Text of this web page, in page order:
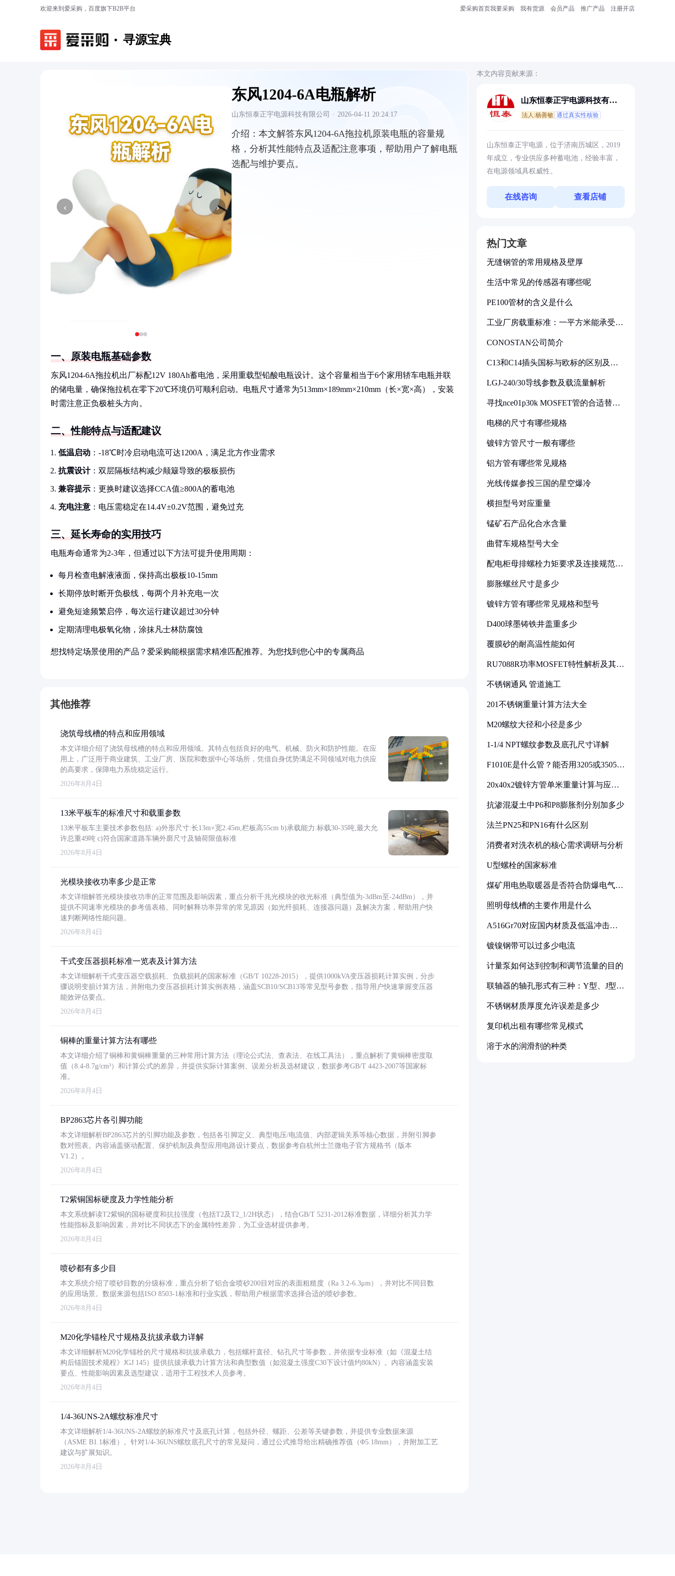
欢迎来到爱采购，百度旗下B2B平台 爱采购首页我要采购 我有货源 会员产品 推广产品 注册开店
寻源宝典
‹ ›
东风1204-6A电瓶解析
山东恒泰正宇电源科技有限公司 · 2026-04-11 20:24:17
介绍： 本文解答东风1204-6A拖拉机原装电瓶的容量规
格，分析其性能特点及适配注意事项，帮助用户了解电瓶
选配与维护要点。
一、原装电瓶基础参数
东风1204-6A拖拉机出厂标配12V 180Ah蓄电池，采用重载型铅酸电瓶设计。这个容量相当于6个家用轿车电瓶并联
的储电量，确保拖拉机在零下20℃环境仍可顺利启动。电瓶尺寸通常为513mm×189mm×210mm（长×宽×高），安装
时需注意正负极桩头方向。
二、性能特点与适配建议
低温启动 ：-18℃时冷启动电流可达1200A，满足北方作业需求
抗震设计：双层隔板结构减少颠簸导致的极板损伤
兼容提示 ：更换时建议选择CCA值≥800A的蓄电池
充电注意 ：电压需稳定在14.4V±0.2V范围，避免过充
三、延长寿命的实用技巧
电瓶寿命通常为2-3年，但通过以下方法可提升使用周期：
每月检查电解液液面，保持高出极板10-15mm
长期停放时断开负极线，每两个月补充电一次
避免短途频繁启停，每次运行建议超过30分钟
定期清理电极氧化物，涂抹凡士林防腐蚀
想找特定场景使用的产品？爱采购能根据需求精准匹配推荐。为您找到您心中的专属商品
其他推荐
浇筑母线槽的特点和应用领域
本文详细介绍了浇筑母线槽的特点和应用领域。其特点包括良好的电气、机械、防火和防护性能。在应
用上，广泛用于商业建筑、工业厂房、医院和数据中心等场所，凭借自身优势满足不同领域对电力供应
的高要求，保障电力系统稳定运行。
2026年8月4日
13米平板车的标准尺寸和载重参数
13米平板车主要技术参数包括: a)外形尺寸:长13m×宽2.45m,栏板高55cm b)承载能力:标载30-35吨,最大允
许总重49吨 c)符合国家道路车辆外廓尺寸及轴荷限值标准
2026年8月4日
光模块接收功率多少是正常
本文详细解答光模块接收功率的正常范围及影响因素，重点分析千兆光模块的收光标准（典型值为-3dBm至-24dBm），并
提供不同速率光模块的参考值表格。同时解释功率异常的常见原因（如光纤损耗、连接器问题）及解决方案，帮助用户快
速判断网络性能问题。
2026年8月4日
干式变压器损耗标准一览表及计算方法
本文详细解析干式变压器空载损耗、负载损耗的国家标准（GB/T 10228-2015），提供1000kVA变压器损耗计算实例，分步
骤说明变损计算方法，并附电力变压器损耗计算实例表格，涵盖SCB10/SCB13等常见型号参数，指导用户快速掌握变压器
能效评估要点。
2026年8月4日
铜棒的重量计算方法有哪些
本文详细介绍了铜棒和黄铜棒重量的三种常用计算方法（理论公式法、查表法、在线工具法），重点解析了黄铜棒密度取
值（8.4-8.7g/cm³）和计算公式的差异，并提供实际计算案例、误差分析及选材建议，数据参考GB/T 4423-2007等国家标
准。
2026年8月4日
BP2863芯片各引脚功能
本文详细解析BP2863芯片的引脚功能及参数，包括各引脚定义、典型电压/电流值、内部逻辑关系等核心数据，并附引脚参
数对照表。内容涵盖驱动配置、保护机制及典型应用电路设计要点，数据参考自杭州士兰微电子官方规格书（版本
V1.2）。
2026年8月4日
T2紫铜国标硬度及力学性能分析
本文系统解读T2紫铜的国标硬度和抗拉强度（包括T2及T2_1/2H状态），结合GB/T 5231-2012标准数据，详细分析其力学
性能指标及影响因素，并对比不同状态下的金属特性差异，为工业选材提供参考。
2026年8月4日
喷砂都有多少目
本文系统介绍了喷砂目数的分级标准，重点分析了铝合金喷砂200目对应的表面粗糙度（Ra 3.2-6.3μm），并对比不同目数
的应用场景。数据来源包括ISO 8503-1标准和行业实践，帮助用户根据需求选择合适的喷砂参数。
2026年8月4日
M20化学锚栓尺寸规格及抗拔承载力详解
本文详细解析M20化学锚栓的尺寸规格和抗拔承载力，包括螺杆直径、钻孔尺寸等参数，并依据专业标准（如《混凝土结
构后锚固技术规程》JGJ 145）提供抗拔承载力计算方法和典型数值（如混凝土强度C30下设计值约80kN）。内容涵盖安装
要点、性能影响因素及选型建议，适用于工程技术人员参考。
2026年8月4日
1/4-36UNS-2A螺纹标准尺寸
本文详细解析1/4-36UNS-2A螺纹的标准尺寸及底孔计算，包括外径、螺距、公差等关键参数，并提供专业数据来源
（ASME B1.1标准）。针对1/4-36UNS螺纹底孔尺寸的常见疑问，通过公式推导给出精确推荐值（Φ5.18mm），并附加工艺
建议与扩展知识。
2026年8月4日
本文内容贡献来源：
山东恒泰正宇电源科技有限
法人:杨善敏 通过真实性核验
山东恒泰正宇电源，位于济南历城区，2019
年成立，专业供应多种蓄电池，经验丰富，
在电源领域具权威性。
在线咨询 查看店铺
热门文章
无缝钢管的常用规格及壁厚
生活中常见的传感器有哪些呢
PE100管材的含义是什么
工业厂房载重标准：一平方米能承受多
CONOSTAN公司简介
C13和C14插头国标与欧标的区别及其
LGJ-240/30导线参数及载流量解析
寻找nce01p30k MOSFET管的合适替代
电梯的尺寸有哪些规格
镀锌方管尺寸一般有哪些
铝方管有哪些常见规格
光线传媒参投三国的星空爆冷
横担型号对应重量
锰矿石产品化合水含量
曲臂车规格型号大全
配电柜母排螺栓力矩要求及连接规范详
膨胀螺丝尺寸是多少
镀锌方管有哪些常见规格和型号
D400球墨铸铁井盖重多少
覆膜砂的耐高温性能如何
RU7088R功率MOSFET特性解析及其在
不锈钢通风 管道施工
201不锈钢重量计算方法大全
M20螺纹大径和小径是多少
1-1/4 NPT螺纹参数及底孔尺寸详解
F1010E是什么管？能否用3205或3505代
20x40x2镀锌方管单米重量计算与应用
抗渗混凝土中P6和P8膨胀剂分别加多少
法兰PN25和PN16有什么区别
消费者对洗衣机的核心需求调研与分析
U型螺栓的国家标准
煤矿用电热取暖器是否符合防爆电气设
照明母线槽的主要作用是什么
A516Gr70对应国内材质及低温冲击要
镀镍钢带可以过多少电流
计量泵如何达到控制和调节流量的目的
联轴器的轴孔形式有三种：Y型、J型、
不锈钢材质厚度允许误差是多少
复印机出租有哪些常见模式
溶于水的润滑剂的种类